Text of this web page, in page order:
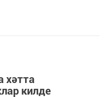
хәтта
килде